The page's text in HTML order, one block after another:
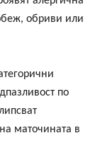
обриви или
по
маточината в